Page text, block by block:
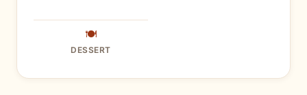
🍽
DESSERT